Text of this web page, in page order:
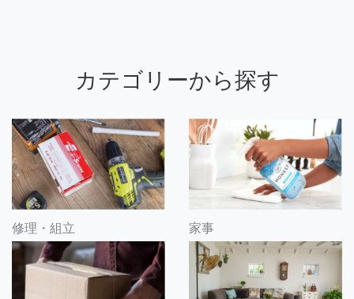
カテゴリーから探す
修理・組立 家事